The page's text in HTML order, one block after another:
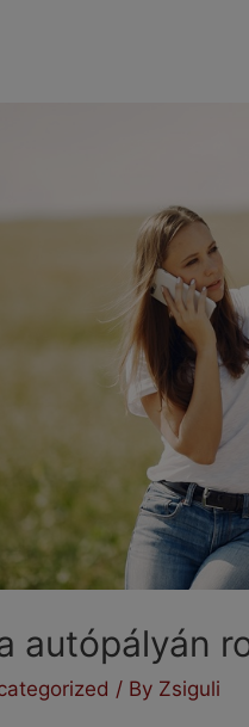
autópályán
/ By Zsiguli